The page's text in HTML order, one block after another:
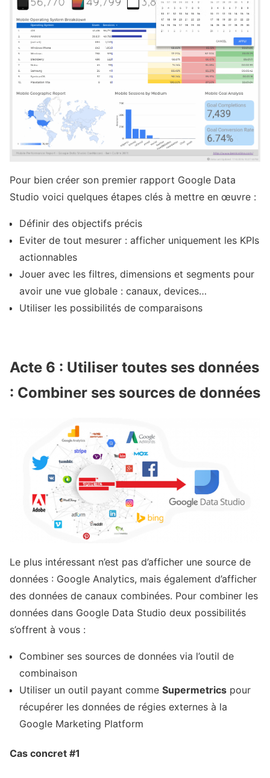
Pour bien créer son premier rapport Google Data
Studio voici quelques étapes clés à mettre en œuvre :
Définir des objectifs précis
Eviter de tout mesurer : afficher uniquement les KPIs
actionnables
Jouer avec les filtres, dimensions et segments pour
avoir une vue globale : canaux, devices…
Utiliser les possibilités de comparaisons
Acte 6 : Utiliser toutes ses données
: Combiner ses sources de données
Le plus intéressant n’est pas d’afficher une source de
données : Google Analytics, mais également d’afficher
des données de canaux combinées. Pour combiner les
données dans Google Data Studio deux possibilités
s’offrent à vous :
Combiner ses sources de données via l’outil de
combinaison
Utiliser un outil payant comme Supermetrics pour
récupérer les données de régies externes à la
Google Marketing Platform
Cas concret #1